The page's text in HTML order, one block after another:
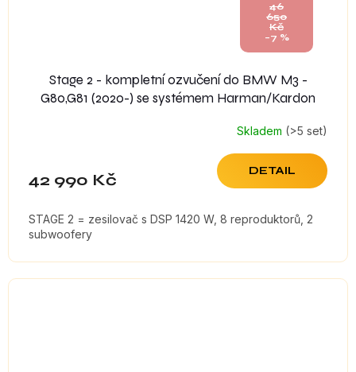
46
650
Kč
–7 %
Stage 2 - kompletní ozvučení do BMW M3 -
G80,G81 (2020-) se systémem Harman/Kardon
Skladem (>5 set)
42 990 Kč DETAIL
STAGE 2 = zesilovač s DSP 1420 W, 8 reproduktorů, 2
subwoofery